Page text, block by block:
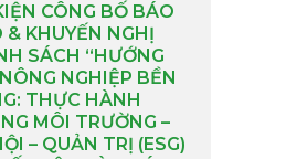
CÔNG BỐ BÁO
& KHUYẾN NGHỊ
SÁCH “HƯỚNG
NGHIỆP BỀN
THỰC HÀNH
MÔI TRƯỜNG –
– QUẢN TRỊ (ESG)